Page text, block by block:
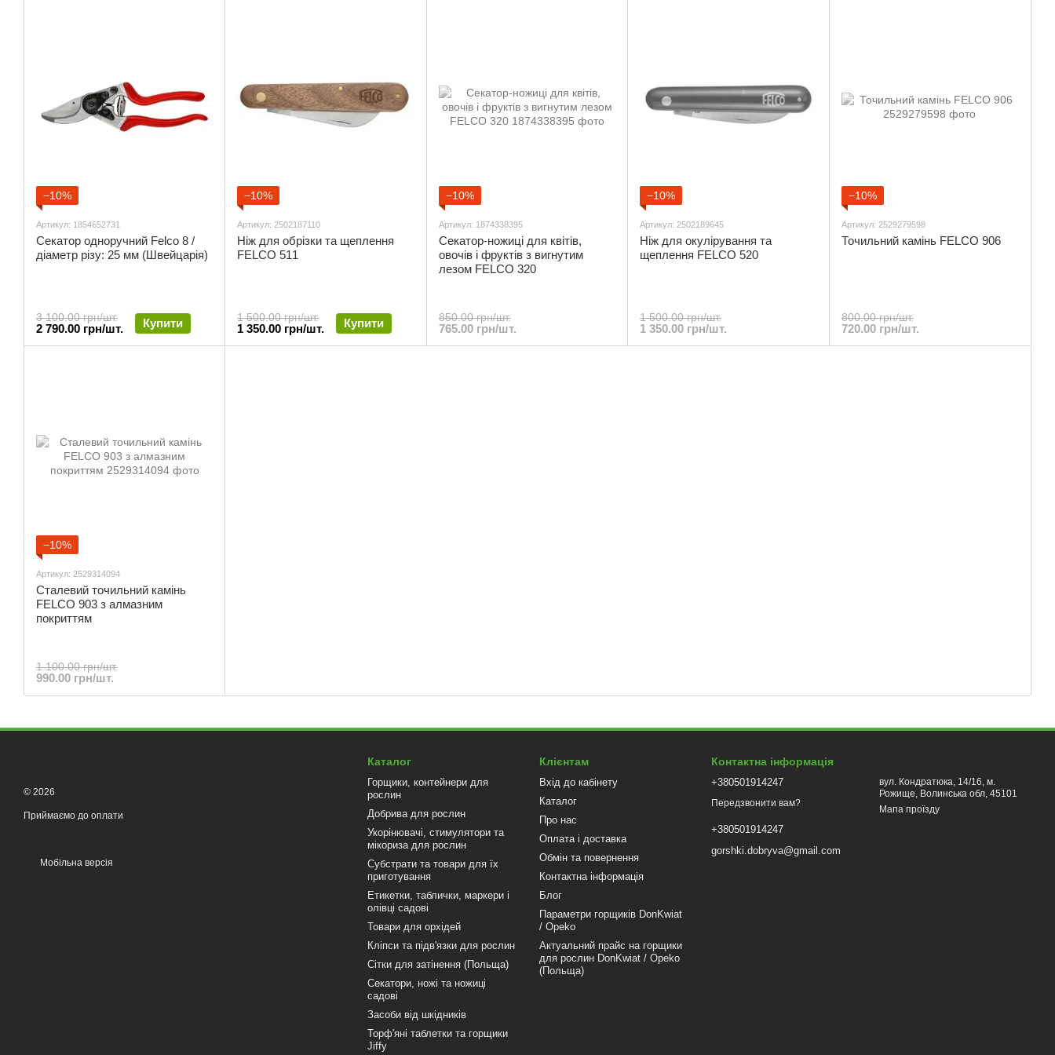
−10%
Артикул: 1854652731
Секатор одноручний Felco 8 /
діаметр різу: 25 мм (Швейцарія)
3 100.00 грн/шт.
2 790.00 грн/шт. Купити
−10%
Артикул: 2502187110
Ніж для обрізки та щеплення
FELCO 511
1 500.00 грн/шт.
1 350.00 грн/шт. Купити
−10%
Артикул: 1874338395
Секатор-ножиці для квітів,
овочів і фруктів з вигнутим
лезом FELCO 320
850.00 грн/шт.
765.00 грн/шт.
−10%
Артикул: 2502189645
Ніж для окулірування та
щеплення FELCO 520
1 500.00 грн/шт.
1 350.00 грн/шт.
−10%
Артикул: 2529279598
Точильний камінь FELCO 906
800.00 грн/шт.
720.00 грн/шт.
−10%
Артикул: 2529314094
Сталевий точильний камінь
FELCO 903 з алмазним
покриттям
1 100.00 грн/шт.
990.00 грн/шт.
© 2026
Приймаємо до оплати
Мобільна версія
Каталог
Горщики, контейнери для
рослин
Добрива для рослин
Укорінювачі, стимулятори та
мікориза для рослин
Субстрати та товари для їх
приготування
Етикетки, таблички, маркери і
олівці садові
Товари для орхідей
Кліпси та підв'язки для рослин
Сітки для затінення (Польща)
Секатори, ножі та ножиці
садові
Засоби від шкідників
Торф'яні таблетки та горщики
Jiffy
Клієнтам
Вхід до кабінету
Каталог
Про нас
Оплата і доставка
Обмін та повернення
Контактна інформація
Блог
Параметри горщиків DonKwiat
/ Opeko
Актуальний прайс на горщики
для рослин DonKwiat / Opeko
(Польща)
Контактна інформація
+380501914247
Передзвонити вам?
+380501914247
gorshki.dobryva@gmail.com
вул. Кондратюка, 14/16, м.
Рожище, Волинська обл, 45101
Мапа проїзду